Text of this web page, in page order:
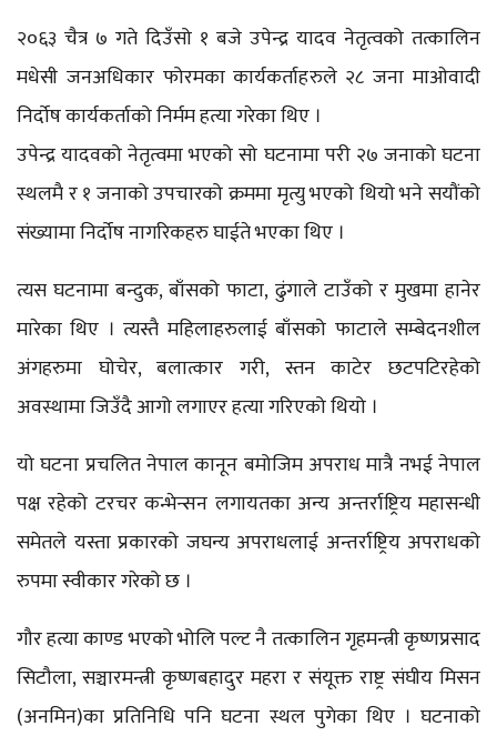
२०६३ चैत्र ७ गते दिउँसो १ बजे उपेन्द्र यादव नेतृत्वको तत्कालिन
मधेसी जनअधिकार फोरमका कार्यकर्ताहरुले २८ जना माओवादी
निर्दोष कार्यकर्ताको निर्मम हत्या गरेका थिए ।
उपेन्द्र यादवको नेतृत्वमा भएको सो घटनामा परी २७ जनाको घटना
स्थलमै र १ जनाको उपचारको क्रममा मृत्यु भएको थियो भने सयौंको
संख्यामा निर्दोष नागरिकहरु घाईते भएका थिए ।
त्यस घटनामा बन्दुक, बाँसको फाटा, ढुंगाले टाउँको र मुखमा हानेर
मारेका थिए । त्यस्तै महिलाहरुलाई बाँसको फाटाले सम्बेदनशील
अंगहरुमा घोचेर, बलात्कार गरी, स्तन काटेर छटपटिरहेको
अवस्थामा जिउँदै आगो लगाएर हत्या गरिएको थियो ।
यो घटना प्रचलित नेपाल कानून बमोजिम अपराध मात्रै नभई नेपाल
पक्ष रहेको टरचर कन्भेन्सन लगायतका अन्य अन्तर्राष्ट्रिय महासन्धी
समेतले यस्ता प्रकारको जघन्य अपराधलाई अन्तर्राष्ट्रिय अपराधको
रुपमा स्वीकार गरेको छ ।
गौर हत्या काण्ड भएको भोलि पल्ट नै तत्कालिन गृहमन्त्री कृष्णप्रसाद
सिटौला, सञ्चारमन्त्री कृष्णबहादुर महरा र संयूक्त राष्ट्र संघीय मिसन
(अनमिन)का प्रतिनिधि पनि घटना स्थल पुगेका थिए । घटनाको